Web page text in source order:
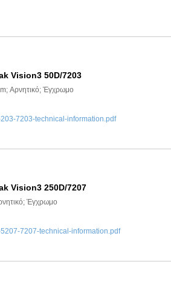
Vision3 50D/7203
Αρνητικό; Έγχρωμο
7203-technical-information.pdf
Vision3 250D/7207
Έγχρωμο
7207-technical-information.pdf